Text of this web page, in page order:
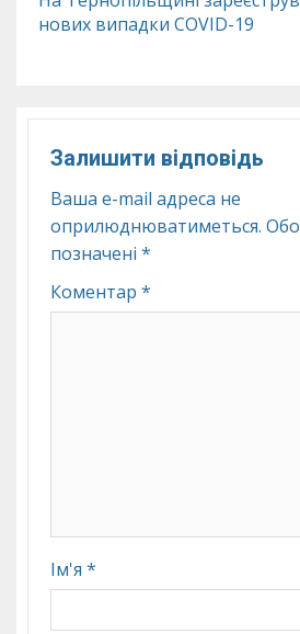
нових випадки COVID-19
Залишити відповідь
Ваша e-mail адреса не
оприлюднюватиметься.
позначені *
Коментар *
Ім'я *